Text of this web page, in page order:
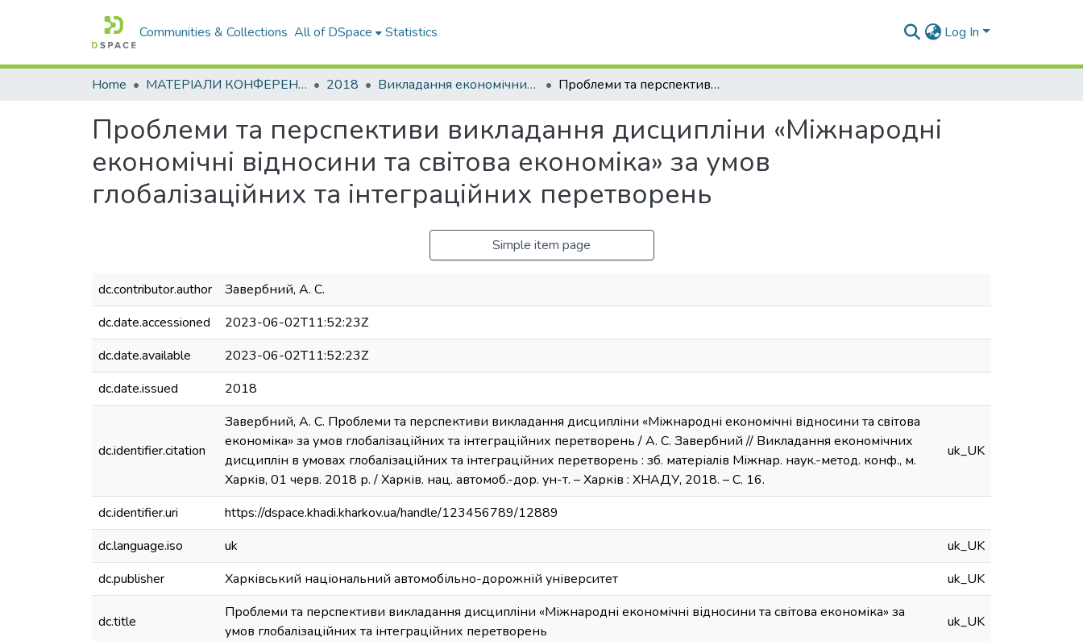
Communities & Collections All of DSpace Statistics Log In
Home МАТЕРІАЛИ КОНФЕРЕНЦІЙ 2018 Викладання економічних дисциплін в умовах глобалізаційних та інтеграційних перетворень Проблеми та перспективи викладання дисципліни «Міжнародні економічні відносини та світова економіка» за умов глобалізаційних та інтеграційних перетворень
Проблеми та перспективи викладання дисципліни «Міжнародні
економічні відносини та світова економіка» за умов
глобалізаційних та інтеграційних перетворень
Simple item page
dc.contributor.author
Завербний, А. С.
dc.date.accessioned
2023-06-02T11:52:23Z
dc.date.available
2023-06-02T11:52:23Z
dc.date.issued
2018
dc.identifier.citation
Завербний, А. С. Проблеми та перспективи викладання дисципліни «Міжнародні економічні відносини та світова
економіка» за умов глобалізаційних та інтеграційних перетворень / А. С. Завербний // Викладання економічних
дисциплін в умовах глобалізаційних та інтеграційних перетворень : зб. матеріалів Міжнар. наук.-метод. конф., м.
Харків, 01 черв. 2018 р. / Харків. нац. автомоб.-дор. ун-т. – Харків : ХНАДУ, 2018. – С. 16.
uk_UK
dc.identifier.uri
https://dspace.khadi.kharkov.ua/handle/123456789/12889
dc.language.iso
uk
uk_UK
dc.publisher
Харківський національний автомобільно-дорожній університет uk_UK
dc.title
Проблеми та перспективи викладання дисципліни «Міжнародні економічні відносини та світова економіка» за
умов глобалізаційних та інтеграційних перетворень
uk_UK